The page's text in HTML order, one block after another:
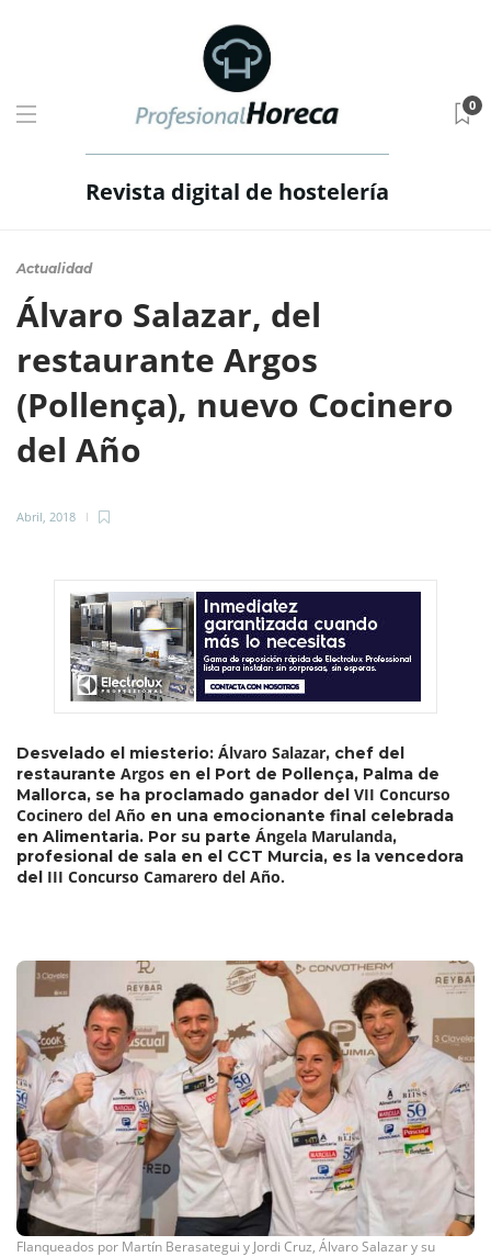
Revista digital de hostelería
0
Actualidad
Álvaro Salazar, del
restaurante Argos
(Pollença), nuevo Cocinero
del Año
Abril, 2018
Desvelado el miesterio: Álvaro Salazar, chef del
restaurante Argos en el Port de Pollença, Palma de
Mallorca, se ha proclamado ganador del VII Concurso
Cocinero del Año en una emocionante final celebrada
en Alimentaria. Por su parte Ángela Marulanda,
profesional de sala en el CCT Murcia, es la vencedora
del III Concurso Camarero del Año.
Flanqueados por Martín Berasategui y Jordi Cruz, Álvaro Salazar y su